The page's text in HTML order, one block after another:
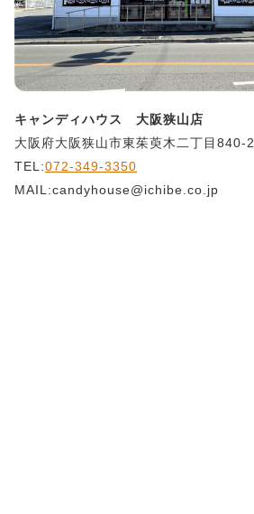
キャンディハウス 大阪狭山店
大阪府大阪狭山市東茱萸木二丁目840-2
TEL:072-349-3350
MAIL:candyhouse@ichibe.co.jp